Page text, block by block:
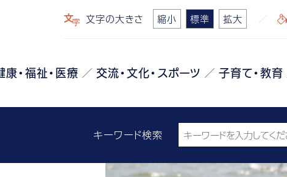
文字の大きさ 縮小 標準 拡大
康・福祉・医療 交流・文化・スポーツ 子育て・教育
キーワード検索